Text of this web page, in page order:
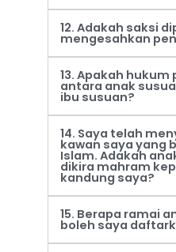
12. Adakah saksi
mengesahkan
13. Apakah
antara anak
ibu susuan?
14. Saya telah
kawan saya yang
Islam. Adakah
dikira mahram
kandung saya?
15. Berapa ramai
boleh saya